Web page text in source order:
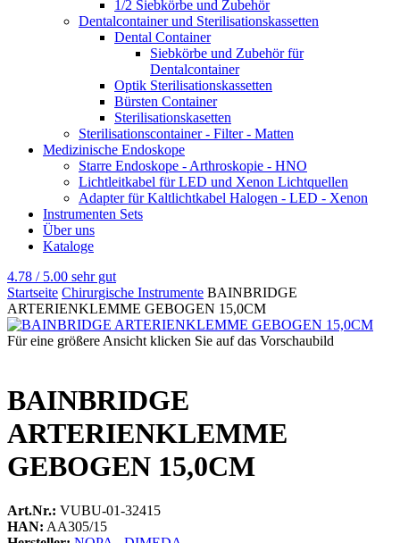
1/2 Siebkörbe und Zubehör
Dentalcontainer und Sterilisationskassetten
Dental Container
Siebkörbe und Zubehör für
Dentalcontainer
Optik Sterilisationskassetten
Bürsten Container
Sterilisationskasetten
Sterilisationscontainer - Filter - Matten
Medizinische Endoskope
Starre Endoskope - Arthroskopie - HNO
Lichtleitkabel für LED und Xenon Lichtquellen
Adapter für Kaltlichtkabel Halogen - LED - Xenon
Instrumenten Sets
Über uns
Kataloge
4.78 / 5.00 sehr gut
Startseite Chirurgische Instrumente BAINBRIDGE
ARTERIENKLEMME GEBOGEN 15,0CM
Für eine größere Ansicht klicken Sie auf das Vorschaubild
BAINBRIDGE
ARTERIENKLEMME
GEBOGEN 15,0CM
Art.Nr.: VUBU-01-32415
HAN: AA305/15